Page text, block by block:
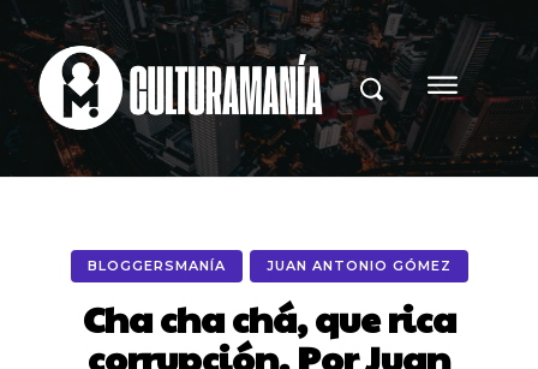
BLOGGERSMANÍA JUAN ANTONIO GÓMEZ
Cha cha chá, que rica
corrupción. Por Juan